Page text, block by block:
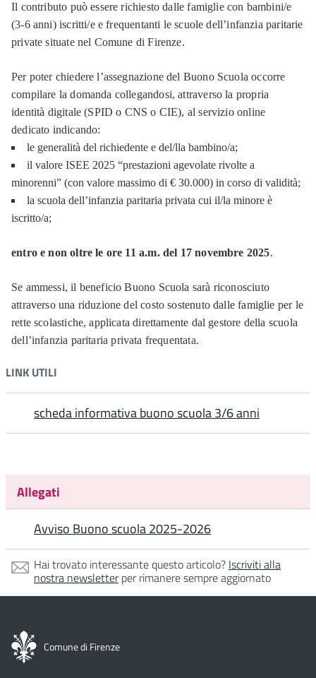
Il contributo può essere richiesto dalle famiglie con bambini/e
(3-6 anni) iscritti/e e frequentanti le scuole dell’infanzia paritarie
private situate nel Comune di Firenze.
Per poter chiedere l’assegnazione del Buono Scuola occorre
compilare la domanda collegandosi, attraverso la propria
identità digitale (SPID o CNS o CIE), al servizio online
dedicato indicando:
le generalità del richiedente e del/lla bambino/a;
il valore ISEE 2025 “prestazioni agevolate rivolte a
minorenni” (con valore massimo di € 30.000) in corso di validità;
la scuola dell’infanzia paritaria privata cui il/la minore è
iscritto/a;
entro e non oltre le ore 11 a.m. del 17 novembre 2025.
Se ammessi, il beneficio Buono Scuola sarà riconosciuto
attraverso una riduzione del costo sostenuto dalle famiglie per le
rette scolastiche, applicata direttamente dal gestore della scuola
dell’infanzia paritaria privata frequentata.
LINK UTILI
scheda informativa buono scuola 3/6 anni
Allegati
Avviso Buono scuola 2025-2026
Hai trovato interessante questo articolo? Iscriviti alla
nostra newsletterper rimanere sempre aggiornato
Comune di Firenze